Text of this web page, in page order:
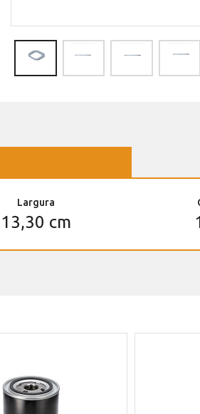
Largura
13,30 cm